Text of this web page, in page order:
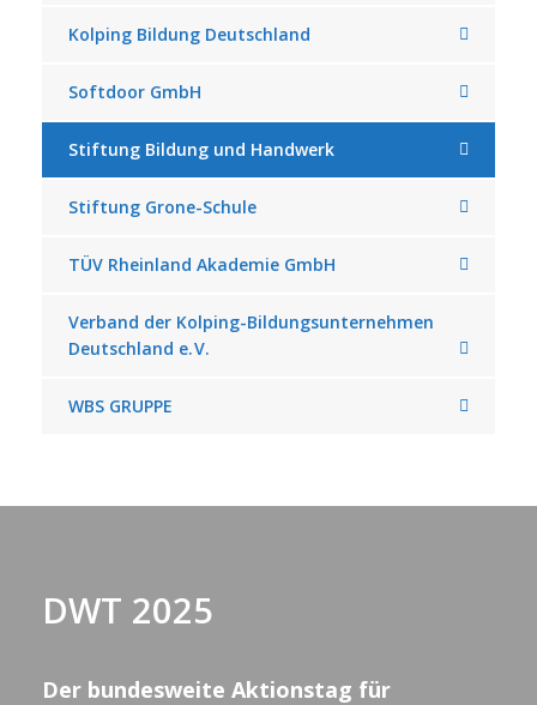
Kolping Bildung Deutschland
Softdoor GmbH
Stiftung Bildung und Handwerk
Stiftung Grone-Schule
TÜV Rheinland Akademie GmbH
Verband der Kolping-Bildungsunternehmen
Deutschland e. V.
WBS GRUPPE
DWT 2025
Der bundesweite Aktionstag für